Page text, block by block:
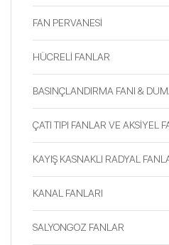
FAN PERVANESİ
HÜCRELİ FANLAR
BASINÇLANDIRMA FANI &
ÇATI TIPI FANLAR VE AKSİYEL
KAYIŞ KASNAKLI RADYAL
KANAL FANLARI
SALYONGOZ FANLAR